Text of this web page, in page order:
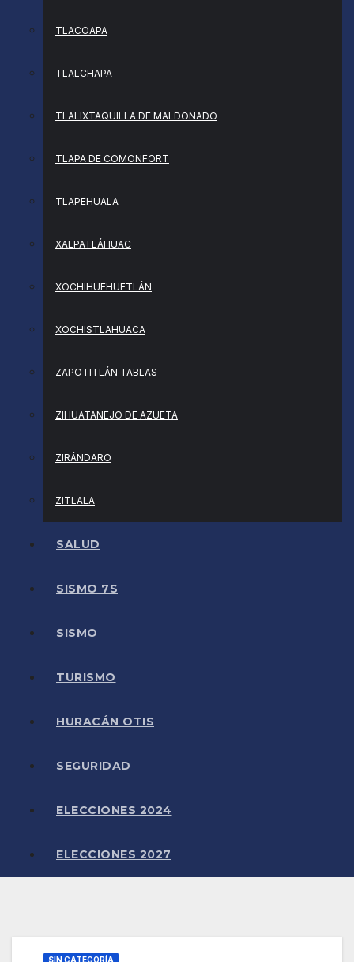
TLACOAPA
TLALCHAPA
TLALIXTAQUILLA DE MALDONADO
TLAPA DE COMONFORT
TLAPEHUALA
XALPATLÁHUAC
XOCHIHUEHUETLÁN
XOCHISTLAHUACA
ZAPOTITLÁN TABLAS
ZIHUATANEJO DE AZUETA
ZIRÁNDARO
ZITLALA
SALUD
SISMO 7S
SISMO
TURISMO
HURACÁN OTIS
SEGURIDAD
ELECCIONES 2024
ELECCIONES 2027
SIN CATEGORÍA